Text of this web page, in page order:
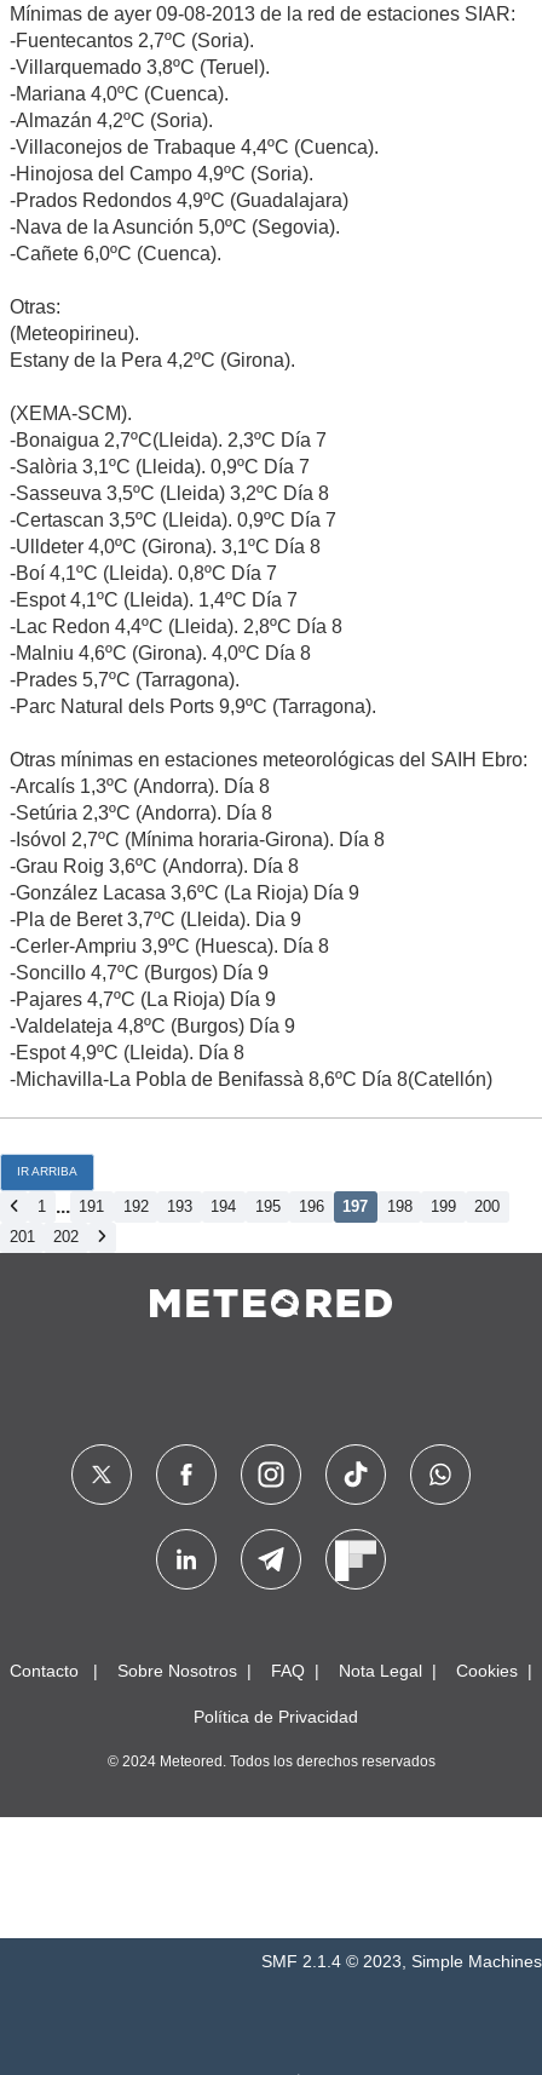
Mínimas de ayer 09-08-2013 de la red de estaciones SIAR:
-Fuentecantos 2,7ºC (Soria).
-Villarquemado 3,8ºC (Teruel).
-Mariana 4,0ºC (Cuenca).
-Almazán 4,2ºC (Soria).
-Villaconejos de Trabaque 4,4ºC (Cuenca).
-Hinojosa del Campo 4,9ºC (Soria).
-Prados Redondos 4,9ºC (Guadalajara)
-Nava de la Asunción 5,0ºC (Segovia).
-Cañete 6,0ºC (Cuenca).
Otras:
(Meteopirineu).
Estany de la Pera 4,2ºC (Girona).
(XEMA-SCM).
-Bonaigua 2,7ºC(Lleida). 2,3ºC Día 7
-Salòria 3,1ºC (Lleida). 0,9ºC Día 7
-Sasseuva 3,5ºC (Lleida) 3,2ºC Día 8
-Certascan 3,5ºC (Lleida). 0,9ºC Día 7
-Ulldeter 4,0ºC (Girona). 3,1ºC Día 8
-Boí 4,1ºC (Lleida). 0,8ºC Día 7
-Espot 4,1ºC (Lleida). 1,4ºC Día 7
-Lac Redon 4,4ºC (Lleida). 2,8ºC Día 8
-Malniu 4,6ºC (Girona). 4,0ºC Día 8
-Prades 5,7ºC (Tarragona).
-Parc Natural dels Ports 9,9ºC (Tarragona).
Otras mínimas en estaciones meteorológicas del SAIH Ebro:
-Arcalís 1,3ºC (Andorra). Día 8
-Setúria 2,3ºC (Andorra). Día 8
-Isóvol 2,7ºC (Mínima horaria-Girona). Día 8
-Grau Roig 3,6ºC (Andorra). Día 8
-González Lacasa 3,6ºC (La Rioja) Día 9
-Pla de Beret 3,7ºC (Lleida). Dia 9
-Cerler-Ampriu 3,9ºC (Huesca). Día 8
-Soncillo 4,7ºC (Burgos) Día 9
-Pajares 4,7ºC (La Rioja) Día 9
-Valdelateja 4,8ºC (Burgos) Día 9
-Espot 4,9ºC (Lleida). Día 8
-Michavilla-La Pobla de Benifassà 8,6ºC Día 8(Catellón)
IR ARRIBA
1 ... 191 192 193 194 195 196 197 198 199
200
201
202
Contacto Sobre Nosotros FAQ Nota Legal Cookies
Política de Privacidad
© 2024 Meteored. Todos los derechos reservados
SMF 2.1.4 © 2023, Simple Machines